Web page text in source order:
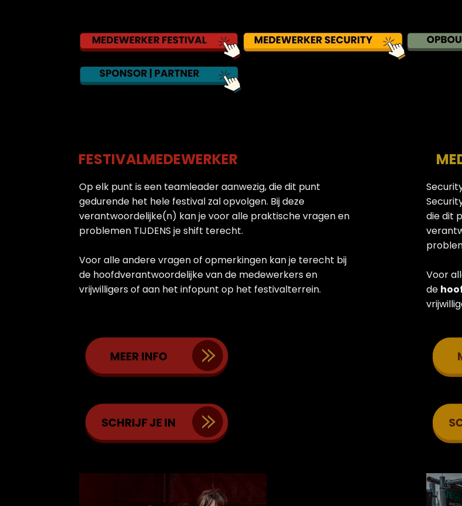
FESTIVALMEDEWERKER
Op elk punt is een teamleader aanwezig, die dit punt
gedurende het hele festival zal opvolgen. Bij deze
verantwoordelijke(n) kan je voor alle praktische vragen en
problemen TIJDENS je shift terecht.
Voor alle andere vragen of opmerkingen kan je terecht bij
de hoofdverantwoordelijke van de medewerkers en
vrijwilligers of aan het infopunt op het festivalterrein.
die dit
Voor
de